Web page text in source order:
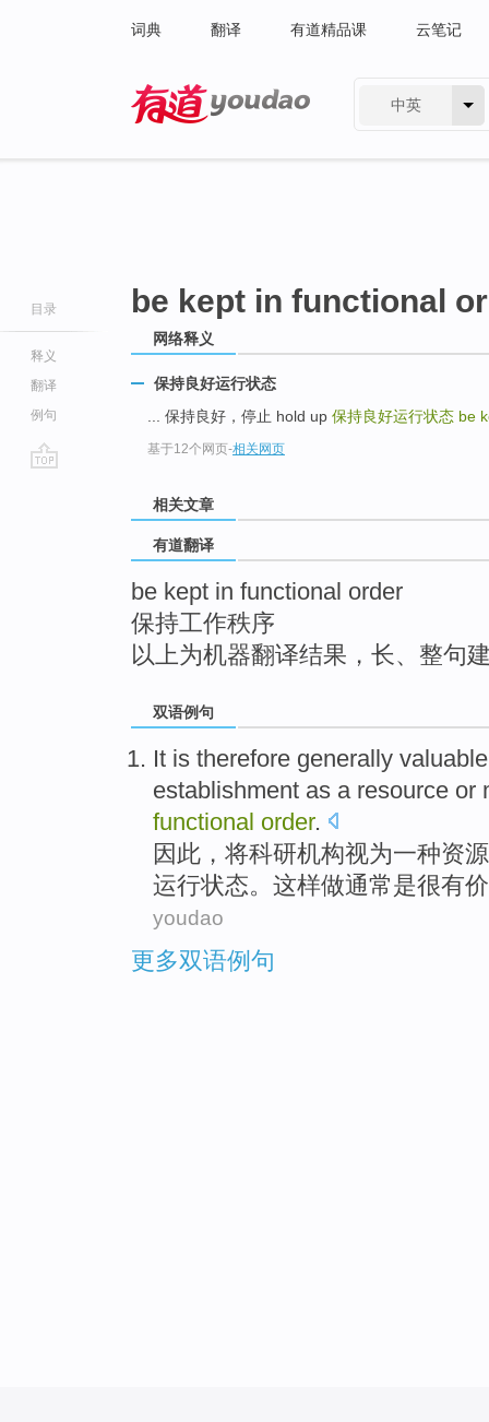
词典 翻译 有道精品课 云笔记
中英
目录
释义
翻译
例句
be kept in functional
网络释义
保持良好运行状态
... 保持良好，停止 hold up 保持良好运行状态 be
基于12个网页-相关网页
相关文章
有道翻译
be kept in functional order
保持工作秩序
以上为机器翻译结果，长、整句
双语例句
It is therefore generally valuable
establishment as a resource or
functional order.
因此 ， 将科研机构视为一种资源
运行状态。这样做通常是很有
youdao
更多双语例句